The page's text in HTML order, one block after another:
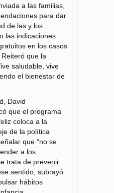
a las familias,
para dar
de las y los
las indicaciones
en los casos
que la
saludable, vive
el bienestar de
David
que el programa
coloca a la
de la política
que “no se
a los
trata de prevenir
sentido, subrayó
hábitos